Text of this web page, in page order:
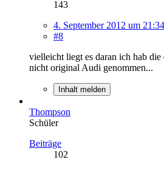
143
4. September 2012 um 21:34
#8
vielleicht liegt es daran ich hab
nicht original Audi genommen...
Inhalt melden
Thompson
Schüler
Beiträge
102